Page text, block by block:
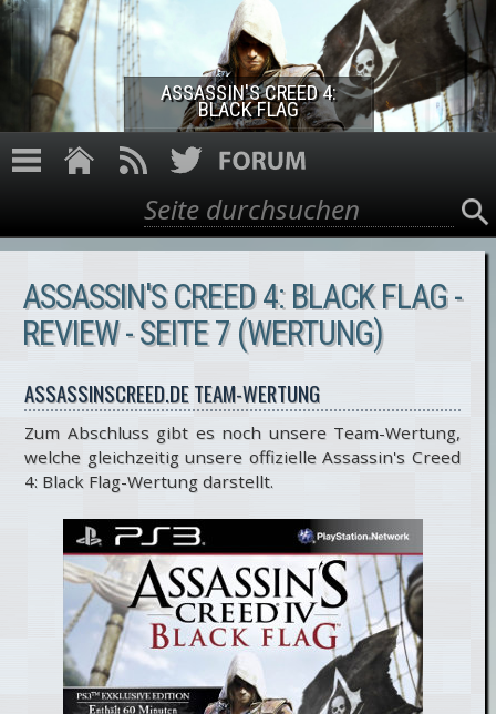
Direkt zum Inhalt
ASSASSIN'S CREED 4:
BLACK FLAG
Suchformular
Suche
ASSASSIN'S CREED 4: BLACK FLAG -
REVIEW - SEITE 7 (WERTUNG)
ASSASSINSCREED.DE TEAM-WERTUNG
Zum Abschluss gibt es noch unsere Team-Wertung,
welche gleichzeitig unsere offizielle Assassin's Creed
4: Black Flag-Wertung darstellt.